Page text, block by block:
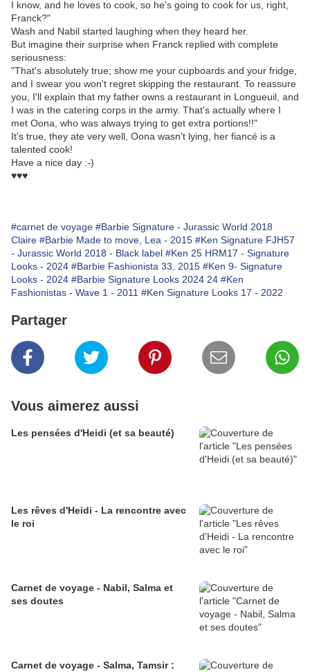
I know, and he loves to cook, so he's going to cook for us, right,
Franck?"
Wash and Nabil started laughing when they heard her.
But imagine their surprise when Franck replied with complete
seriousness:
"That's absolutely true; show me your cupboards and your fridge,
and I swear you won't regret skipping the restaurant. To reassure
you, I'll explain that my father owns a restaurant in Longueuil, and
I was in the catering corps in the army. That's actually where I
met Oona, who was always trying to get extra portions!!"
It's true, they ate very well, Oona wasn't lying, her fiancé is a
talented cook!
Have a nice day :-)
♥♥♥
#carnet de voyage #Barbie Signature - Jurassic World 2018
Claire #Barbie Made to move, Lea - 2015 #Ken Signature FJH57
- Jurassic World 2018 - Black label #Ken 25 HRM17 - Signature
Looks - 2024 #Barbie Fashionista 33, 2015 #Ken 9- Signature
Looks - 2024 #Barbie Signature Looks 2024 24 #Ken
Fashionistas - Wave 1 - 2011 #Ken Signature Looks 17 - 2022
Partager
Vous aimerez aussi
Les pensées d'Heidi (et sa beauté)
Les rêves d'Heidi - La rencontre avec
le roi
Carnet de voyage - Nabil, Salma et
ses doutes
Carnet de voyage - Salma, Tamsir :